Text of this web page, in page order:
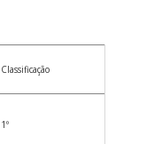
Classificação
1º